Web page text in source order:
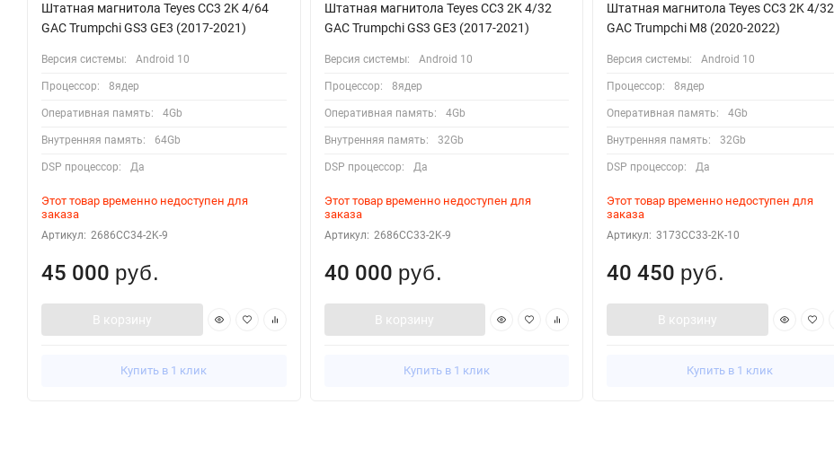
Штатная магнитола Teyes CC3 2K 4/64
GAC Trumpchi GS3 GE3 (2017-2021)
Версия системы: Android 10
Процессор: 8ядер
Оперативная память: 4Gb
Внутренняя память: 64Gb
DSP процессор: Да
Этот товар временно недоступен для
заказа
Артикул: 2686CC34-2K-9
45 000 руб.
В корзину
Купить в 1 клик
Штатная магнитола Teyes CC3 2K 4/32
GAC Trumpchi GS3 GE3 (2017-2021)
Версия системы: Android 10
Процессор: 8ядер
Оперативная память: 4Gb
Внутренняя память: 32Gb
DSP процессор: Да
Этот товар временно недоступен для
заказа
Артикул: 2686CC33-2K-9
40 000 руб.
В корзину
Купить в 1 клик
Штатная магнитола Teyes CC3 2K 4/32
GAC Trumpchi M8 (2020-2022)
Версия системы: Android 10
Процессор: 8ядер
Оперативная память: 4Gb
Внутренняя память: 32Gb
DSP процессор: Да
Этот товар временно недоступен для
заказа
Артикул: 3173CC33-2K-10
40 450 руб.
В корзину
Купить в 1 клик